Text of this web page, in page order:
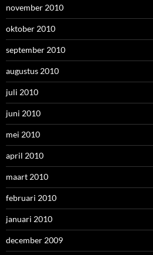
november 2010
oktober 2010
september 2010
augustus 2010
juli 2010
juni 2010
mei 2010
april 2010
maart 2010
februari 2010
januari 2010
december 2009